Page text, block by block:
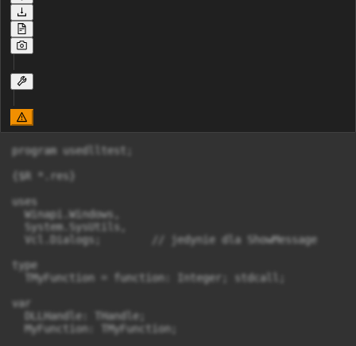
program usedlltest;
{$R *.res}
uses
  Winapi.Windows,
  System.SysUtils,
  Vcl.Dialogs;        // jedynie dla ShowMessage
type
  TMyFunction = function: Integer; stdcall;
var
  DLLHandle: THandle;
  MyFunction: TMyFunction;